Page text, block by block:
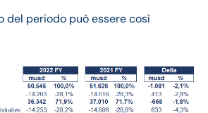
del periodo può essere così